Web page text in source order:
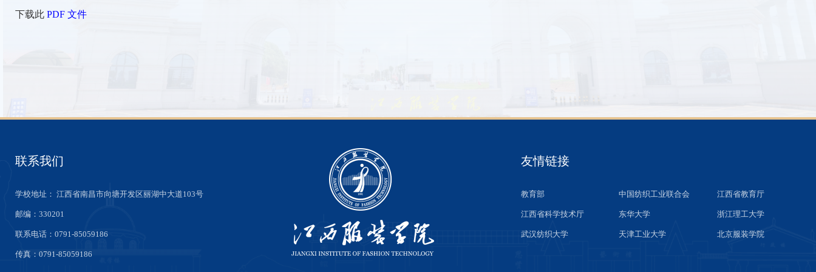
下载此PDF 文件
联系我们
学校地址： 江西省南昌市向塘开发区丽湖中大道103号
邮编：330201
联系电话：0791-85059186
传真：0791-85059186
友情链接
教育部 中国纺织工业联合会 江西省教育厅
江西省科学技术厅 东华大学 浙江理工大学
武汉纺织大学 天津工业大学 北京服装学院